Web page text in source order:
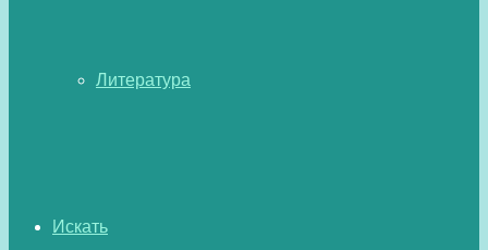
Литература
Искать